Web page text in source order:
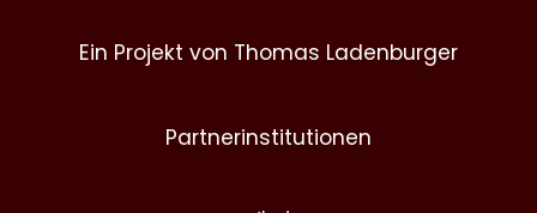
Ein Projekt von Thomas Ladenburger
Partnerinstitutionen